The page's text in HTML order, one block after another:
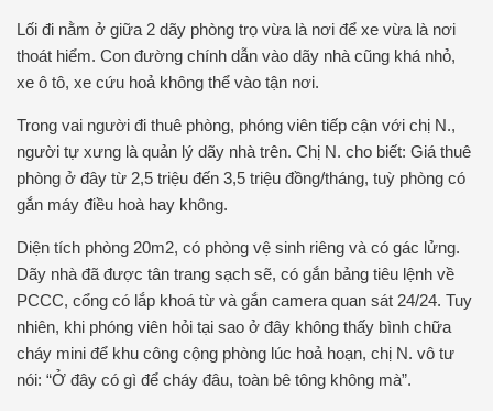
Lối đi nằm ở giữa 2 dãy phòng trọ vừa là nơi để xe vừa là nơi
thoát hiểm. Con đường chính dẫn vào dãy nhà cũng khá nhỏ,
xe ô tô, xe cứu hoả không thể vào tận nơi.
Trong vai người đi thuê phòng, phóng viên tiếp cận với chị N.,
người tự xưng là quản lý dãy nhà trên. Chị N. cho biết: Giá thuê
phòng ở đây từ 2,5 triệu đến 3,5 triệu đồng/tháng, tuỳ phòng có
gắn máy điều hoà hay không.
Diện tích phòng 20m2, có phòng vệ sinh riêng và có gác lửng.
Dãy nhà đã được tân trang sạch sẽ, có gắn bảng tiêu lệnh về
PCCC, cổng có lắp khoá từ và gắn camera quan sát 24/24. Tuy
nhiên, khi phóng viên hỏi tại sao ở đây không thấy bình chữa
cháy mini để khu công cộng phòng lúc hoả hoạn, chị N. vô tư
nói: “Ở đây có gì để cháy đâu, toàn bê tông không mà”.